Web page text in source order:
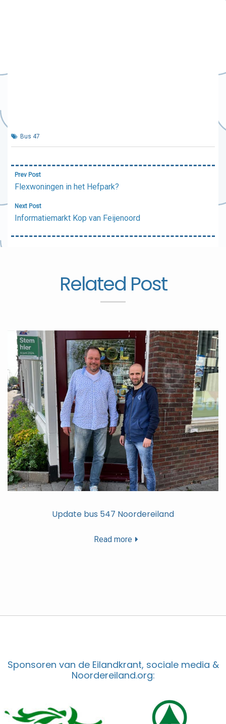
Bus 47
Bericht
navigatie
Prev Post
Flexwoningen in het Hefpark?
Next Post
Informatiemarkt Kop van Feijenoord
Related Post
Update bus 547 Noordereiland
Read more
Sponsoren van de Eilandkrant, sociale media &
Noordereiland.org: